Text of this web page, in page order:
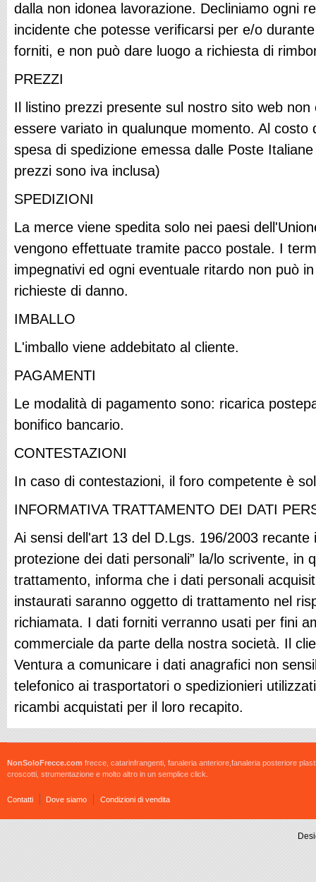
dalla non idonea lavorazione. Decliniamo ogni
incidente che potesse verificarsi per e/o
forniti, e non può dare luogo a richiesta di
PREZZI
Il listino prezzi presente sul nostro sito web
essere variato in qualunque momento. Al costo
spesa di spedizione emessa dalle Poste
prezzi sono iva inclusa)
SPEDIZIONI
La merce viene spedita solo nei paesi
vengono effettuate tramite pacco postale. I
impegnativi ed ogni eventuale ritardo non può
richieste di danno.
IMBALLO
L'imballo viene addebitato al cliente.
PAGAMENTI
Le modalità di pagamento sono: ricarica
bonifico bancario.
CONTESTAZIONI
In caso di contestazioni, il foro competente è
INFORMATIVA TRATTAMENTO DEI DATI
Ai sensi dell'art 13 del D.Lgs. 196/2003 recante
protezione dei dati personali” la/lo scrivente, in
trattamento, informa che i dati personali
instaurati saranno oggetto di trattamento nel
richiamata. I dati forniti verranno usati per fini
commerciale da parte della nostra società. Il
Ventura a comunicare i dati anagrafici non
telefonico ai trasportatori o spedizionieri
ricambi acquistati per il loro recapito.
NonSoloFrecce.com frecce, catarinfrangenti, fanaleria anteriore,fanaleria posteriore
croscotti, strumentazione e molto altro in un semplice click.
Contatti Dove siamo Condizioni di vendita